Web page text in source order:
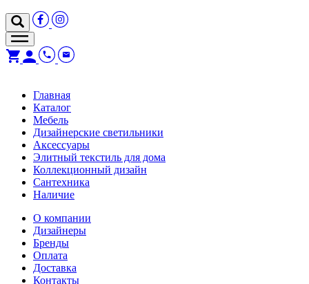
Главная
Каталог
Мебель
Дизайнерские светильники
Аксессуары
Элитный текстиль для дома
Коллекционный дизайн
Сантехника
Наличие
О компании
Дизайнеры
Бренды
Оплата
Доставка
Контакты